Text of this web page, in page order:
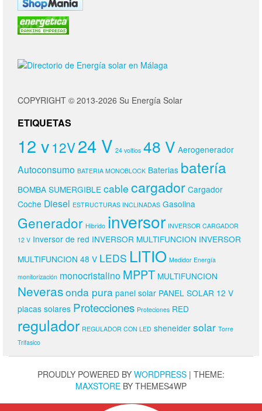
COPYRIGHT © 2013-2026 Su Energía Solar
ETIQUETAS
12 v12V24 V 24 voltios 48 V Aerogenerador
Autoconsumo BATERIA MONOBLOCK Baterias batería
BOMBA SUMERGIBLE cable cargador Cargador
Coche Diesel ESTRUCTURAS INCLINADAS Gasolina
Generador Hibrido inversor INVERSOR CARGADOR
12 V Inversor de red INVERSOR MULTIFUNCION INVERSOR
MULTIFUNCION 48 V LEDS LITIO Medidor Energía
monitorización monocristalino MPPT MULTIFUNCION
Neverasonda pura panel solar PANEL SOLAR 12 V
placas solares Protecciones Proteciones RED
regulador REGULADOR CON LED sheneider solar Torre
Trifasico
PROUDLY POWERED BY WORDPRESS | THEME:
MAXSTORE BY THEMES4WP